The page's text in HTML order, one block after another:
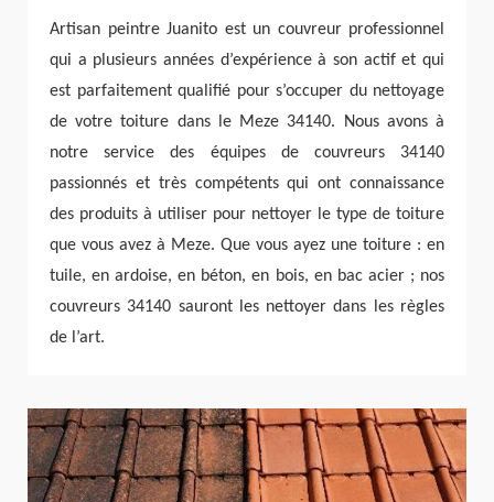
Artisan peintre Juanito est un couvreur professionnel
qui a plusieurs années d’expérience à son actif et qui
est parfaitement qualifié pour s’occuper du nettoyage
de votre toiture dans le Meze 34140. Nous avons à
notre service des équipes de couvreurs 34140
passionnés et très compétents qui ont connaissance
des produits à utiliser pour nettoyer le type de toiture
que vous avez à Meze. Que vous ayez une toiture : en
tuile, en ardoise, en béton, en bois, en bac acier ; nos
couvreurs 34140 sauront les nettoyer dans les règles
de l’art.